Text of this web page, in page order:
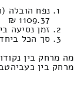
1109.37 ₪
זמן נסיעה בין ערים 57 דקות /
סך הכל ביחד
מה מרחק בין
מרחק בין